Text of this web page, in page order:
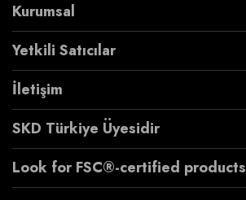
Kurumsal
Yetkili Satıcılar
İletişim
SKD Türkiye Üyesidir
Look for FSC®-certified products